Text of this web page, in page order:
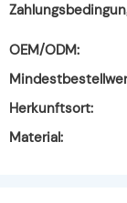
OEM/ODM:
Herkunftsort:
Material: